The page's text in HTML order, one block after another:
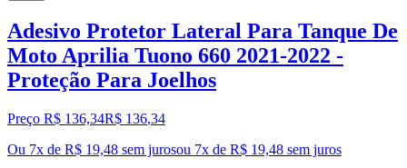
Adesivo Protetor Lateral Para Tanque De
Moto Aprilia Tuono 660 2021-2022 -
Proteção Para Joelhos
Preço R$ 136,34R$ 136,34
Ou 7x de R$ 19,48 sem jurosou 7x de R$ 19,48 sem juros